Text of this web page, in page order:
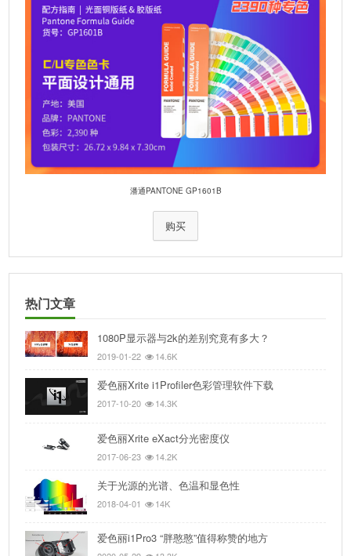
潘通PANTONE GP1601B
购买
热门文章
1080P显示器与2k的差别究竟有多大？
2019-01-22 14.6K
爱色丽Xrite i1Profiler色彩管理软件下载
2017-10-20 14.3K
爱色丽Xrite eXact分光密度仪
2017-06-23 14.2K
关于光源的光谱、色温和显色性
2018-04-01 14K
爱色丽i1Pro3 “胖憨憨”值得称赞的地方